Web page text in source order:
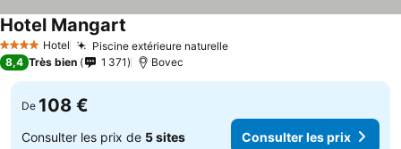
4 Étoiles Hotel Piscine extérieure naturelleConsulter les prix
Hotel Mangart
8,4 Très bien 1 371 Bovec
De 108 €
Consulter les prix de 5 sites Consulter les prix